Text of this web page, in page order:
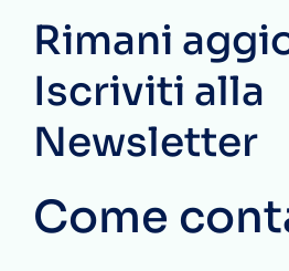
Rimani
Iscriviti alla
Newsletter
Come